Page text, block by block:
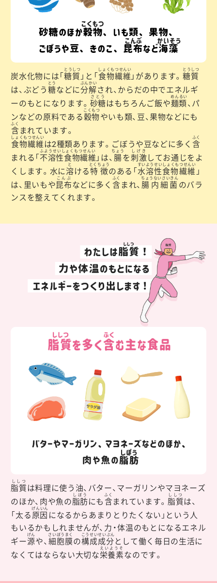
炭水化物には「 糖質
とうしつ
」と「 食物繊維
しょくもつせんい
」があります。 糖質
とうしつ
は、ぶどう 糖
とう
などに分解
ぶんかい
され、からだの中でエネルギ
ーのもとになります。 砂糖
さとう
はもちろんご飯や麺類
めんるい
、パ
ンなどの原料である穀物
こくもつ
やいも類、豆、果物などにも
含
ふく
まれています。
食物繊維
しょくもつせんい
は2種類あります。ごぼうや豆などに多く 含
ふく
まれる「 不溶性食物繊維
ふようせいしょくもつせんい
」は、 腸
ちょう
を刺激
しげき
してお通じをよ
くします。水に溶
と
ける特徴
とくちょう
のある「 水溶性食物繊維
すいようせいしょくもつせんい
」
は、里いもや昆布
こんぶ
などに多く 含
ふく
まれ、 腸内細菌
ちょうないさいきん
のバラ
ンスを整えてくれます。
脂質
ししつ
は料理に使う油、バター、マーガリンやマヨネーズ
のほか、肉や魚の脂肪
しぼう
にも 含
ふく
まれています。 脂質
ししつ
は、
「太る 原因
げんいん
になるからあまりとりたくない」という人
もいるかもしれませんが、力・体温のもとになるエネル
ギー源
げん
や、 細胞膜
さいぼうまく
の構成成分
こうせいせいぶん
として働く毎日の生活に
なくてはならない大切な栄養素
えいようそ
なのです。